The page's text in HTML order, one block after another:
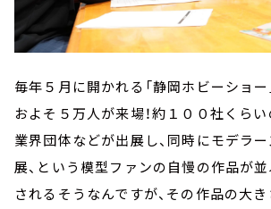
毎年５月に開かれる「静岡ホビーショー
およそ５万人が来場！約１００社くら
業界団体などが出展し、同時にモデラ
展、という模型ファンの自慢の作品が
されるそうなんですが、その作品の大き